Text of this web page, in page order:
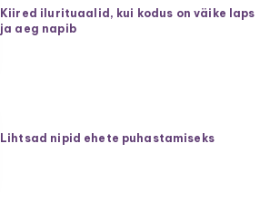
Kiired ilurituaalid, kui kodus on väike laps
ja aeg napib
Lihtsad nipid ehete puhastamiseks